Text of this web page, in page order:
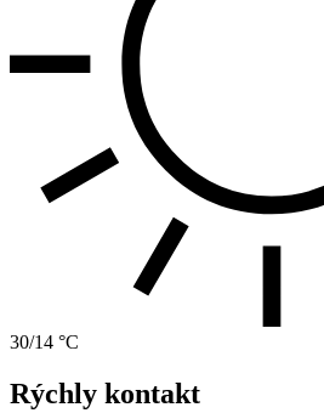
30/14 °C
Rýchly kontakt